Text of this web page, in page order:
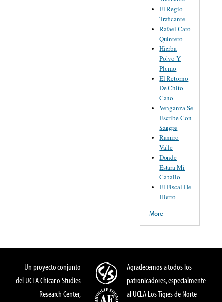
El Regio
Traficante
Rafael Caro
Quintero
Hierba
Polvo Y
Plomo
El Retorno
De Chito
Cano
Venganza Se
Escribe Con
Sangre
Ramiro
Valle
Donde
Estara Mi
Caballo
El Fiscal De
Hierro
More
Un proyecto conjunto
del UCLA Chicano Studies
Research Center,
Agradecemos a todos los
patronicadores, especialmente
al UCLA Los Tigres de Norte